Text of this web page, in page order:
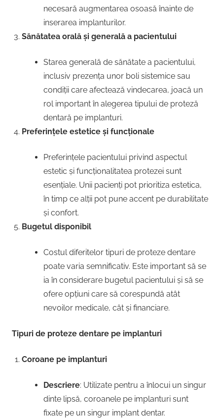
necesară augmentarea osoasă înainte de
inserarea implanturilor.
Sănătatea orală și generală a pacientului
Starea generală de sănătate a pacientului,
inclusiv prezența unor boli sistemice sau
condiții care afectează vindecarea, joacă un
rol important în alegerea tipului de proteză
dentară pe implanturi.
Preferințele estetice și funcționale
Preferințele pacientului privind aspectul
estetic și funcționalitatea protezei sunt
esențiale. Unii pacienți pot prioritiza estetica,
în timp ce alții pot pune accent pe durabilitate
și confort.
Bugetul disponibil
Costul diferitelor tipuri de proteze dentare
poate varia semnificativ. Este important să se
ia în considerare bugetul pacientului și să se
ofere opțiuni care să corespundă atât
nevoilor medicale, cât și financiare.
Tipuri de proteze dentare pe implanturi
Coroane pe implanturi
Descriere: Utilizate pentru a înlocui un singur
dinte lipsă, coroanele pe implanturi sunt
fixate pe un singur implant dentar.